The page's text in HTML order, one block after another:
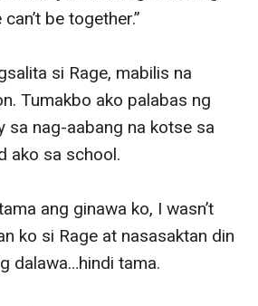
be together.”
si Rage, mabilis na
Tumakbo ako palabas ng
sa nag-aabang na kotse sa
ako sa school.
ang ginawa ko, I wasn’t
ko si Rage at nasasaktan din
dalawa…hindi tama.